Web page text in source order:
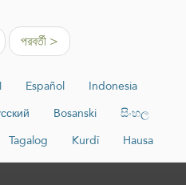
পরবর্তী >
Español
Indonesia
Bosanski
සිංහල
Tagalog Kurdî Hausa